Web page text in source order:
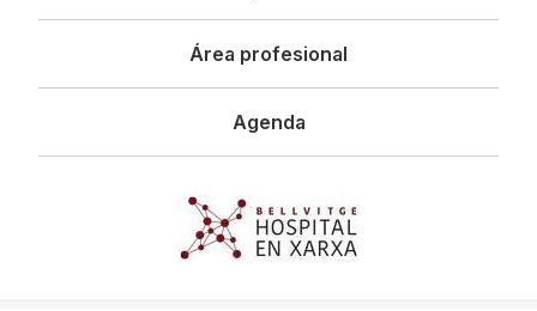
Área profesional
Agenda